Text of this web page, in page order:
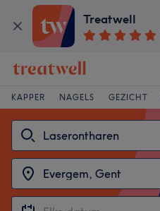
Treatwell
KAPPER NAGELS GEZICHT